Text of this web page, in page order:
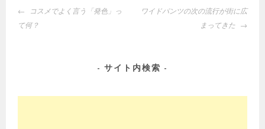
投
稿
シ
コスメでよく言う「発色」っ
て何？
ワイドパンツの次の流行が街に広
まってきた
サイト内検索